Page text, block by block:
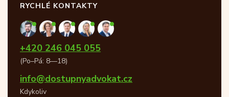
RYCHLÉ KONTAKTY
+420 246 045 055
(Po–Pá: 8—18)
info@dostupnyadvokat.cz
Kdykoliv